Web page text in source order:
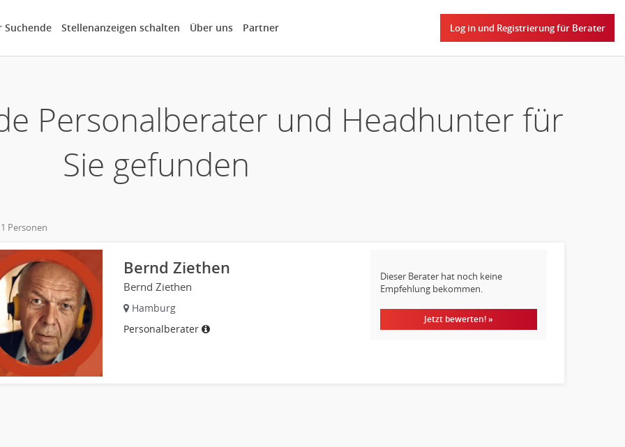
Suchende Stellenanzeigen schalten Über uns Partner Log in und Registrierung für Berater
Personalberater und Headhunter für
Sie gefunden
Personen
Bernd Ziethen
Bernd Ziethen
Hamburg
Personalberater
Dieser Berater hat noch keine
Empfehlung bekommen.
Jetzt bewerten! »